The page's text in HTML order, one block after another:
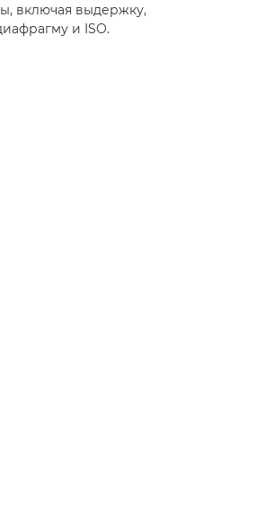
включая выдержку,
и ISO.